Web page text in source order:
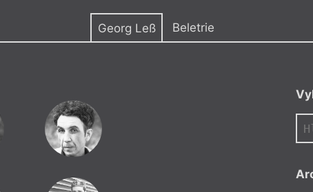
Georg Leß Beletrie
Hungerputten
und
2024). Jeho básně